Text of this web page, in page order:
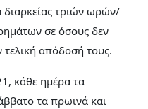
διαρκείας τριών ωρών/
σε όσους δεν
τελική απόδοσή τους.
κάθε ημέρα τα
τα πρωινά και